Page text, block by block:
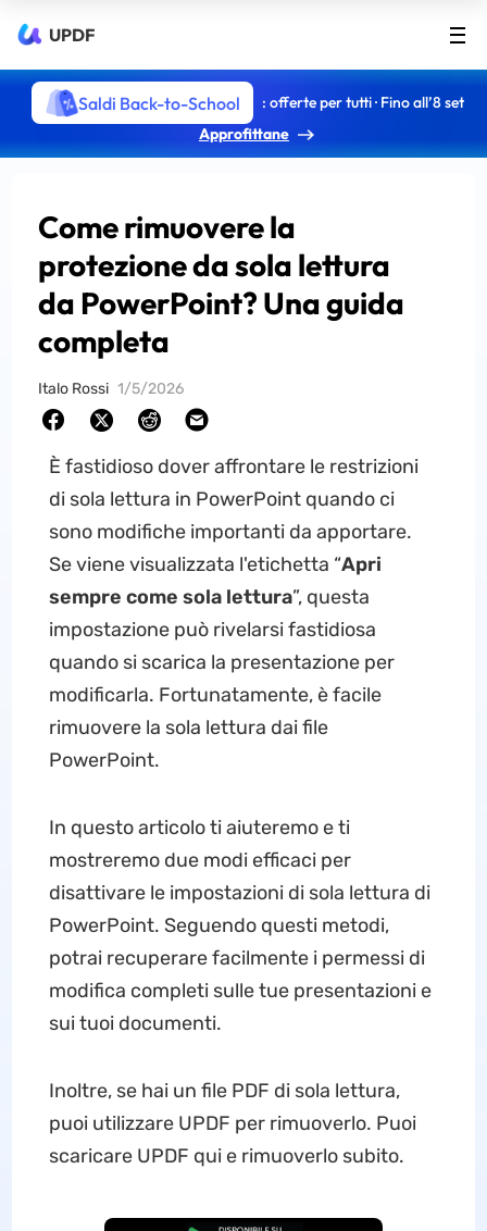
UPDF
Saldi Back-to-School
: offerte per tutti · Fino all’8 set
Approfittane
Come rimuovere la
protezione da sola lettura
da PowerPoint? Una guida
completa
Italo Rossi 1/5/2026
È fastidioso dover affrontare le restrizioni
di sola lettura in PowerPoint quando ci
sono modifiche importanti da apportare.
Se viene visualizzata l'etichetta “Apri
sempre come sola lettura”, questa
impostazione può rivelarsi fastidiosa
quando si scarica la presentazione per
modificarla. Fortunatamente, è facile
rimuovere la sola lettura dai file
PowerPoint.
In questo articolo ti aiuteremo e ti
mostreremo due modi efficaci per
disattivare le impostazioni di sola lettura di
PowerPoint. Seguendo questi metodi,
potrai recuperare facilmente i permessi di
modifica completi sulle tue presentazioni e
sui tuoi documenti.
Inoltre, se hai un file PDF di sola lettura,
puoi utilizzare UPDF per rimuoverlo. Puoi
scaricare UPDF qui e rimuoverlo subito.